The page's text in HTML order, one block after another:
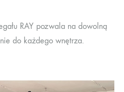
RAY pozwala na dowolną
do każdego wnętrza.